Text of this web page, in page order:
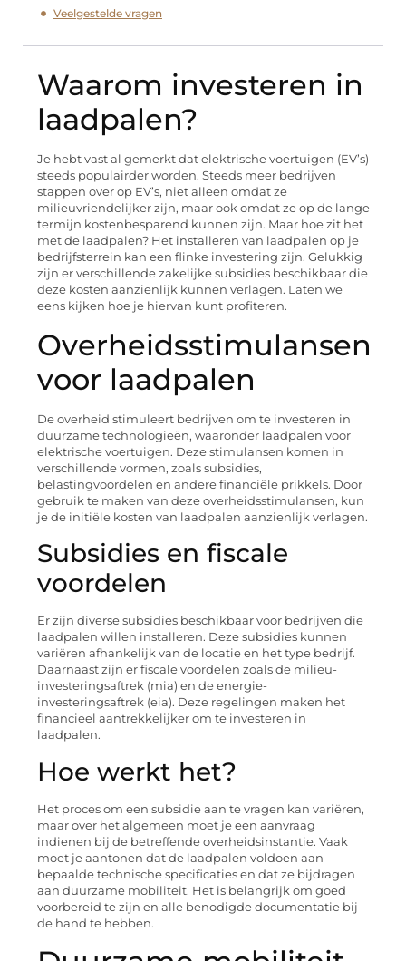
Veelgestelde vragen
Waarom investeren in
laadpalen?
Je hebt vast al gemerkt dat elektrische voertuigen (EV’s)
steeds populairder worden. Steeds meer bedrijven
stappen over op EV’s, niet alleen omdat ze
milieuvriendelijker zijn, maar ook omdat ze op de lange
termijn kostenbesparend kunnen zijn. Maar hoe zit het
met de laadpalen? Het installeren van laadpalen op je
bedrijfsterrein kan een flinke investering zijn. Gelukkig
zijn er verschillende zakelijke subsidies beschikbaar die
deze kosten aanzienlijk kunnen verlagen. Laten we
eens kijken hoe je hiervan kunt profiteren.
Overheidsstimulansen
voor laadpalen
De overheid stimuleert bedrijven om te investeren in
duurzame technologieën, waaronder laadpalen voor
elektrische voertuigen. Deze stimulansen komen in
verschillende vormen, zoals subsidies,
belastingvoordelen en andere financiële prikkels. Door
gebruik te maken van deze overheidsstimulansen, kun
je de initiële kosten van laadpalen aanzienlijk verlagen.
Subsidies en fiscale
voordelen
Er zijn diverse subsidies beschikbaar voor bedrijven die
laadpalen willen installeren. Deze subsidies kunnen
variëren afhankelijk van de locatie en het type bedrijf.
Daarnaast zijn er fiscale voordelen zoals de milieu-
investeringsaftrek (mia) en de energie-
investeringsaftrek (eia). Deze regelingen maken het
financieel aantrekkelijker om te investeren in
laadpalen.
Hoe werkt het?
Het proces om een subsidie aan te vragen kan variëren,
maar over het algemeen moet je een aanvraag
indienen bij de betreffende overheidsinstantie. Vaak
moet je aantonen dat de laadpalen voldoen aan
bepaalde technische specificaties en dat ze bijdragen
aan duurzame mobiliteit. Het is belangrijk om goed
voorbereid te zijn en alle benodigde documentatie bij
de hand te hebben.